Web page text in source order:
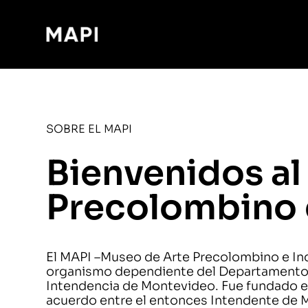
SOBRE EL MAPI
Bienvenidos
Precolombino
El MAPI –Museo de Arte Precolombino e
organismo dependiente del
Intendencia de Montevideo. Fue fundado
acuerdo entre el entonces Intendente de